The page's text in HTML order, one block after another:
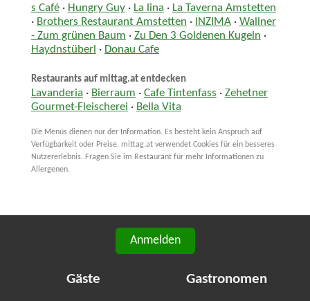
s Café· Hungry Guy· La lina · La Taverna Amstetten
· Brothers Restaurant Amstetten · INZIMA· Wallner
- Zum grünen Baum · Zu Den 3 Goldenen Kugeln ·
Haydnstüberl · Donau Cafe
Restaurants auf mittag.at entdecken
Lavanderia · Bierraum · Cafe Tintenfass · Zehetner
Gourmet-Fleischerei · Bella Vita
Die Menüs dienen nur der Information. Es besteht kein Anspruch auf
Verfügbarkeit oder Preise. mittag.at verwendet Cookies für ein besseres
Nutzererlebnis. Fragen Sie im Restaurant für mehr Informationen zu
Allergenen.
Anmelden
Gäste Gastronomen